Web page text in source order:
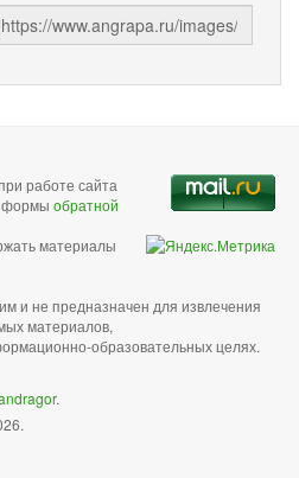
работе сайта
формы обратной
материалы
и не предназначен для извлечения
материалов,
образовательных целях.
.